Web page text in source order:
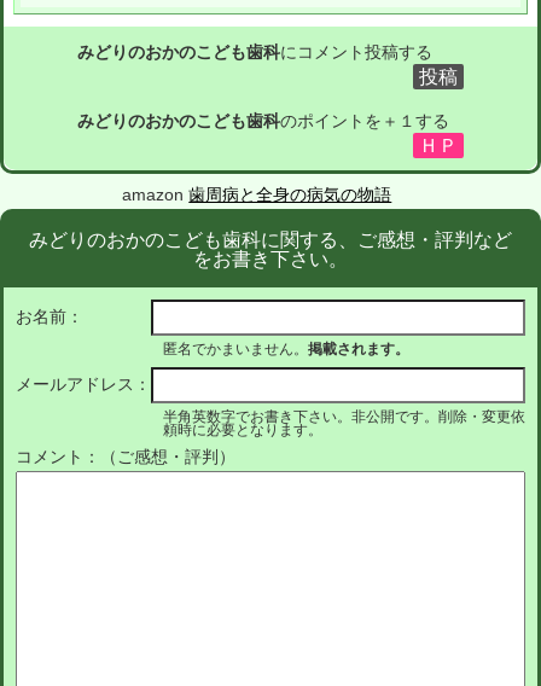
みどりのおかのこども歯科にコメント投稿する
みどりのおかのこども歯科のポイントを＋１する
amazon歯周病と全身の病気の物語
みどりのおかのこども歯科に関する、ご感想・評判など
をお書き下さい。
お名前：
匿名でかまいません。 掲載されます。
メールアドレス：
半角英数字でお書き下さい。非公開です。削除・変更依
頼時に必要となります。
コメント：（ご感想・評判）